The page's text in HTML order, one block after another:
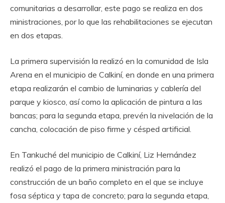
comunitarias a desarrollar, este pago se realiza en dos
ministraciones, por lo que las rehabilitaciones se ejecutan
en dos etapas.
La primera supervisión la realizó en la comunidad de Isla
Arena en el municipio de Calkiní, en donde en una primera
etapa realizarán el cambio de luminarias y cablería del
parque y kiosco, así como la aplicación de pintura a las
bancas; para la segunda etapa, prevén la nivelación de la
cancha, colocación de piso firme y césped artificial.
En Tankuché del municipio de Calkiní, Liz Hernández
realizó el pago de la primera ministración para la
construcción de un baño completo en el que se incluye
fosa séptica y tapa de concreto; para la segunda etapa,